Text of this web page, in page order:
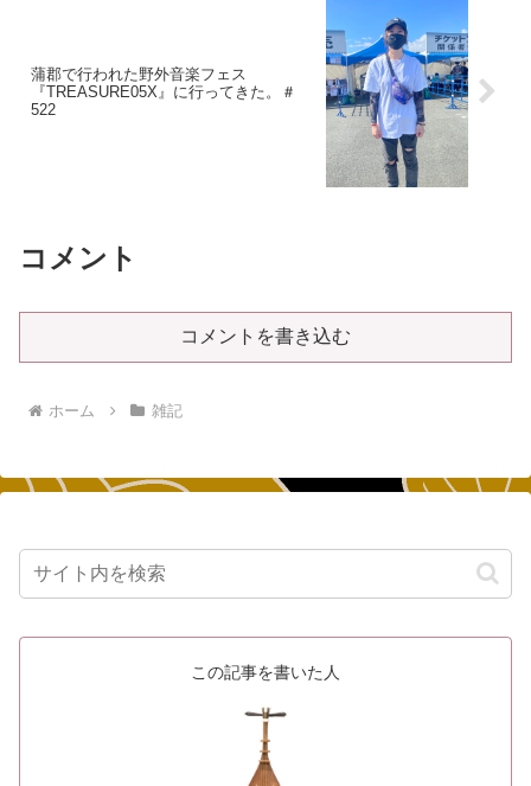
蒲郡で行われた野外音楽フェス
『TREASURE05X』に行ってきた。＃
522
コメント
コメントを書き込む
ホーム 雑記
この記事を書いた人